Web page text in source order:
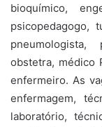
bioquímico,
psicopedagogo,
pneumologista,
obstetra, médico
enfermeiro. As
enfermagem,
laboratório,